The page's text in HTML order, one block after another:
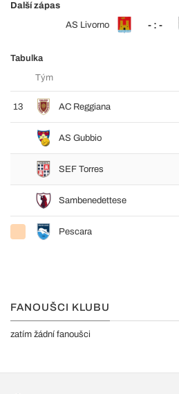
Další zápas
AS Livorno
- : -
Tabulka
Tým
13 AC Reggiana
AS Gubbio
SEF Torres
Sambenedettese
Pescara
FANOUŠCI KLUBU
zatím žádní fanoušci